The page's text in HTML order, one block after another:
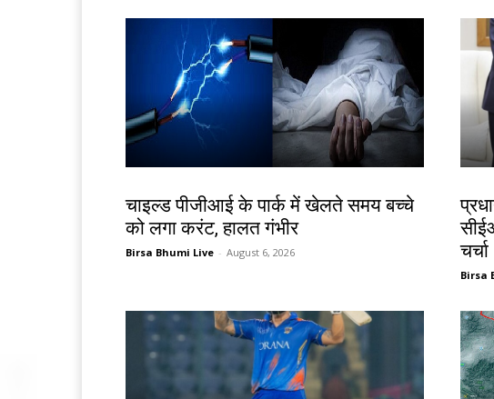
चाइल्ड पीजीआई के पार्क में खेलते समय बच्चे
को लगा करंट, हालत गंभीर
Birsa Bhumi Live - August 6, 2026
चर्चा
Birsa